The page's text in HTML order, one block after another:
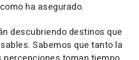
ha asegurado.
descubriendo destinos que
Sabemos que tanto la